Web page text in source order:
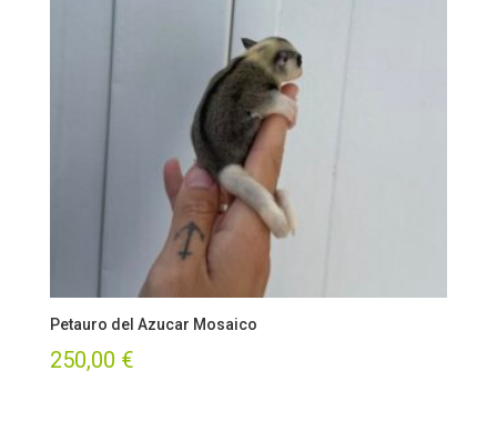
Petauro del Azucar Mosaico
250,00 €